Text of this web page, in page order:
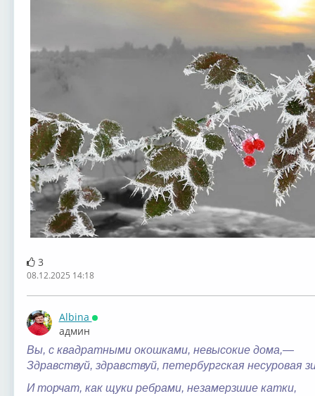
3
08.12.2025 14:18
Albina
Онлайн
админ
Вы, с квадратными окошками, невысокие дома,—
Здравствуй, здравствуй, петербургская несуровая
И торчат, как щуки ребрами, незамерзшие катки,